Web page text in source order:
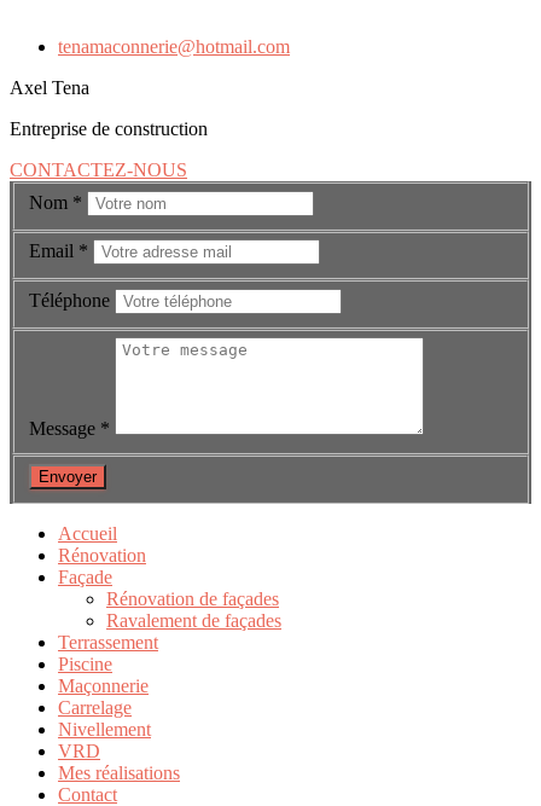
tenamaconnerie@hotmail.com
Axel Tena
Entreprise de construction
CONTACTEZ-NOUS
Nom *
Email *
Téléphone
Message *
Envoyer
Accueil
Rénovation
Façade
Rénovation de façades
Ravalement de façades
Terrassement
Piscine
Maçonnerie
Carrelage
Nivellement
VRD
Mes réalisations
Contact